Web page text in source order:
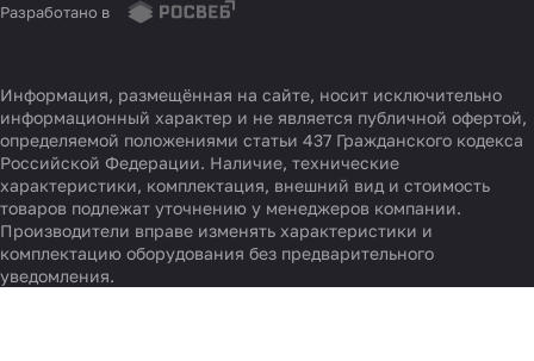
Разработано в
Информация, размещённая на сайте, носит исключительно
информационный характер и не является публичной офертой,
определяемой положениями статьи 437 Гражданского кодекса
Российской Федерации. Наличие, технические
характеристики, комплектация, внешний вид и стоимость
товаров подлежат уточнению у менеджеров компании.
Производители вправе изменять характеристики и
комплектацию оборудования без предварительного
уведомления.